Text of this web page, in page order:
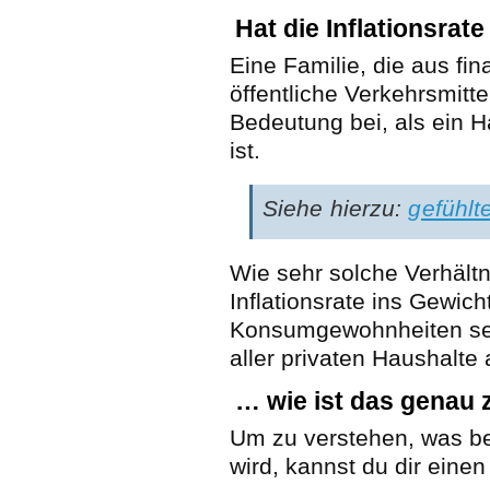
Hat die
Eine Familie, die aus
öffentliche
Bedeutung bei, als ein
ist.
Siehe hierzu:
Wie sehr solche
Inflationsrate ins
Konsumgewohnheiten
aller privaten Haushalte
… wie ist das genau
Um zu verstehen, was
wird, kannst du dir